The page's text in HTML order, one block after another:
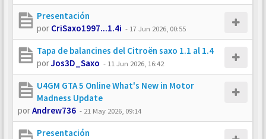
Presentación
por CriSaxo1997...1.4i - 17 Jun 2026, 00:55
Tapa de balancines del Citroën saxo 1.1 al 1.4
porJos3D_Saxo - 11 Jun 2026, 16:42
U4GM GTA 5 Online What's New in Motor
Madness Update
porAndrew736 - 21 May 2026, 09:14
Presentación